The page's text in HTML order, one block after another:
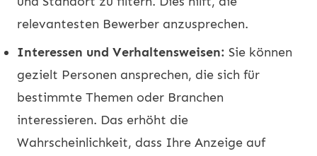
relevantesten Bewerber anzusprechen.
Interessen und Verhaltensweisen: Sie können
gezielt Personen ansprechen, die sich für
bestimmte Themen oder Branchen
interessieren. Das erhöht die
Wahrscheinlichkeit, dass Ihre Anzeige auf